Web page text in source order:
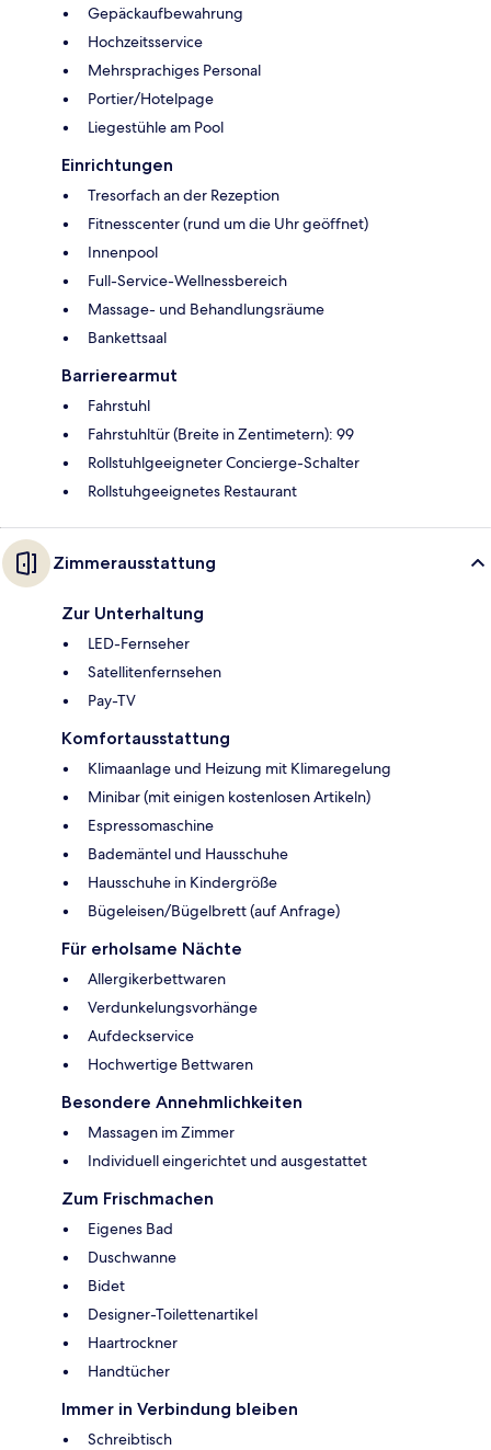
Gepäckaufbewahrung
Hochzeitsservice
Mehrsprachiges Personal
Portier/Hotelpage
Liegestühle am Pool
Einrichtungen
Tresorfach an der Rezeption
Fitnesscenter (rund um die Uhr geöffnet)
Innenpool
Full-Service-Wellnessbereich
Massage- und Behandlungsräume
Bankettsaal
Barrierearmut
Fahrstuhl
Fahrstuhltür (Breite in Zentimetern): 99
Rollstuhlgeeigneter Concierge-Schalter
Rollstuhgeeignetes Restaurant
Zimmerausstattung
Zur Unterhaltung
LED-Fernseher
Satellitenfernsehen
Pay-TV
Komfortausstattung
Klimaanlage und Heizung mit Klimaregelung
Minibar (mit einigen kostenlosen Artikeln)
Espressomaschine
Bademäntel und Hausschuhe
Hausschuhe in Kindergröße
Bügeleisen/Bügelbrett (auf Anfrage)
Für erholsame Nächte
Allergikerbettwaren
Verdunkelungsvorhänge
Aufdeckservice
Hochwertige Bettwaren
Besondere Annehmlichkeiten
Massagen im Zimmer
Individuell eingerichtet und ausgestattet
Zum Frischmachen
Eigenes Bad
Duschwanne
Bidet
Designer-Toilettenartikel
Haartrockner
Handtücher
Immer in Verbindung bleiben
Schreibtisch